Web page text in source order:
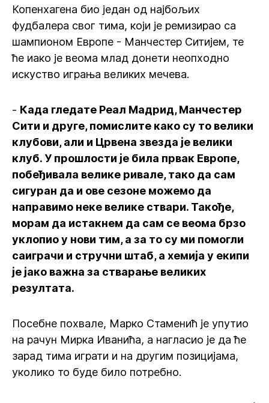
Копенхагена био један од најбољих
фудбалера свог тима, који је ремизирао са
шампионом Европе - Манчестер Ситијем, те
ће иако је веома млад донети неопходно
искуство играња великих мечева.
- Када гледате Реал Мадрид, Манчестер
Сити и друге, помислите како су то велики
клубови, али и Црвена звезда је велики
клуб. У прошлости је била првак Европе,
побеђивала велике ривале, тако да сам
сигуран да и ове сезоне можемо да
направимо неке велике ствари. Такође,
морам да истакнем да сам се веома брзо
уклопио у нови тим, а за то су ми помогли
саиграчи и стручни штаб, а хемија у екипи
је јако важна за стварање великих
резултата.
Посебне похвале, Марко Стаменић је упутио
на рачун Мирка Иванића, а нагласио је да ће
зарад тима играти и на другим позицијама,
уколико то буде било потребно.